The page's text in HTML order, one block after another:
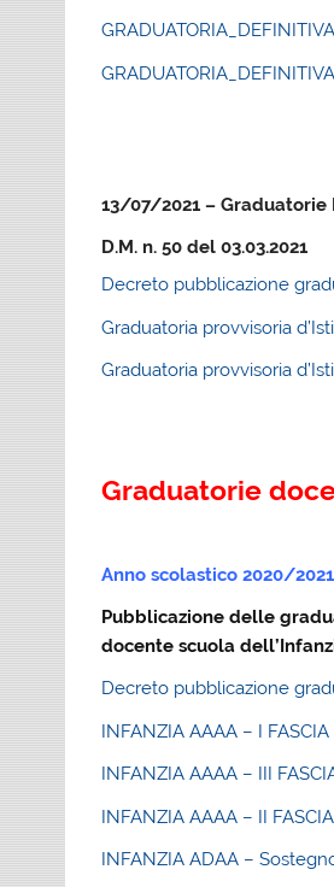
13/07/2021 – Graduatorie
D.M. n. 50 del 03.03.2021
Decreto pubblicazione
Graduatoria provvisoria
Graduatoria provvisoria
Anno scolastico 2020/
Pubblicazione delle
docente scuola
Decreto pubblicazione
INFANZIA AAAA – I FASCIA
INFANZIA AAAA – III
INFANZIA AAAA – II FASCIA
INFANZIA ADAA –